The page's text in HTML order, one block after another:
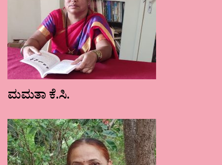
ಮಮತಾ ಕೆ.ಸಿ.